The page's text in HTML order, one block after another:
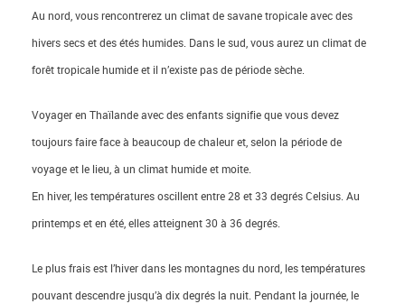
Au nord, vous rencontrerez un climat de savane tropicale avec des
hivers secs et des étés humides. Dans le sud, vous aurez un climat de
forêt tropicale humide et il n’existe pas de période sèche.
Voyager en Thaïlande avec des enfants signifie que vous devez
toujours faire face à beaucoup de chaleur et, selon la période de
voyage et le lieu, à un climat humide et moite.
En hiver, les températures oscillent entre 28 et 33 degrés Celsius. Au
printemps et en été, elles atteignent 30 à 36 degrés.
Le plus frais est l’hiver dans les montagnes du nord, les températures
pouvant descendre jusqu’à dix degrés la nuit. Pendant la journée, le